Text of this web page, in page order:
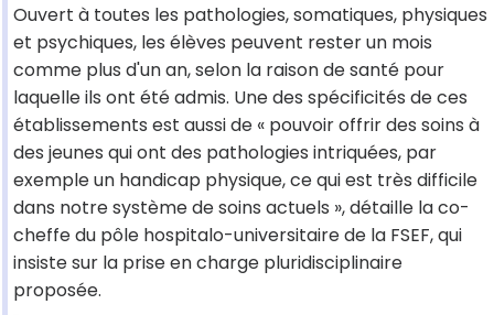
Ouvert à toutes les pathologies, somatiques, physiques
et psychiques, les élèves peuvent rester un mois
comme plus d'un an, selon la raison de santé pour
laquelle ils ont été admis. Une des spécificités de ces
établissements est aussi de « pouvoir offrir des soins à
des jeunes qui ont des pathologies intriquées, par
exemple un handicap physique, ce qui est très difficile
dans notre système de soins actuels », détaille la co-
cheffe du pôle hospitalo-universitaire de la FSEF, qui
insiste sur la prise en charge pluridisciplinaire
proposée.